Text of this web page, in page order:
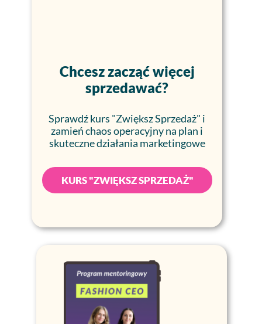
KURS "ZWIĘKSZ SPRZEDAŻ"
Chcesz zacząć więcej
sprzedawać?
Sprawdź kurs "Zwiększ Sprzedaż" i
zamień chaos operacyjny na plan i
skutecznedziałania marketingowe